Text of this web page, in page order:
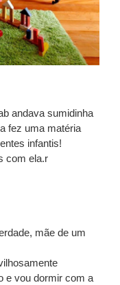
andava sumidinha
fez uma matéria
infantis!
com ela.r
mãe de um
e vou dormir com a